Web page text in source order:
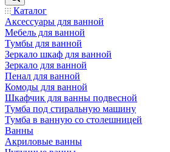
Каталог
Аксессуары для ванной
Мебель для ванной
Тумбы для ванной
Зеркало шкаф для ванной
Зеркало для ванной
Пенал для ванной
Комоды для ванной
Шкафчик для ванны подвесной
Тумба под стиральную машину
Тумба в ванную со столешницей
Ванны
Акриловые ванны